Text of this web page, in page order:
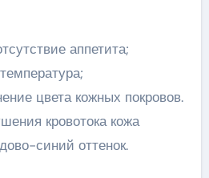
аппетита;
цвета кожных покровов.
кровотока кожа
синий оттенок.